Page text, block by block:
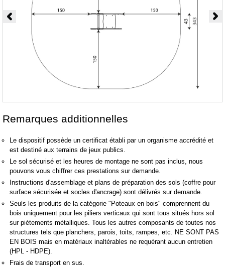
Remarques additionnelles
Le dispositif possède un certificat établi par un organisme accrédité et
est destiné aux terrains de jeux publics.
Le sol sécurisé et les heures de montage ne sont pas inclus, nous
pouvons vous chiffrer ces prestations sur demande.
Instructions d'assemblage et plans de préparation des sols (coffre pour
surface sécurisée et socles d'ancrage) sont délivrés sur demande.
Seuls les produits de la catégorie "Poteaux en bois" comprennent du
bois uniquement pour les piliers verticaux qui sont tous situés hors sol
sur piètements métalliques. Tous les autres composants de toutes nos
structures tels que planchers, parois, toits, rampes, etc. NE SONT PAS
EN BOIS mais en matériaux inaltérables ne requérant aucun entretien
(HPL - HDPE).
Frais de transport en sus.